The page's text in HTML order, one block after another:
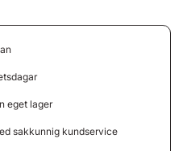
eget lager
sakkunnig kundservice